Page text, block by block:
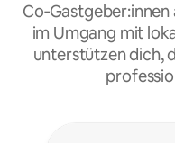
im Umgang mit
unterstützen dich,